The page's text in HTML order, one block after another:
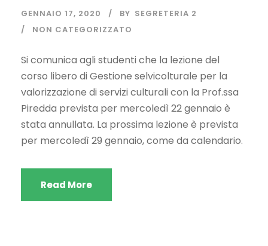
GENNAIO 17, 2020 BY SEGRETERIA 2
NON CATEGORIZZATO
Si comunica agli studenti che la lezione del
corso libero di Gestione selvicolturale per la
valorizzazione di servizi culturali con la Prof.ssa
Piredda prevista per mercoledì 22 gennaio è
stata annullata. La prossima lezione è prevista
per mercoledì 29 gennaio, come da calendario.
Read More